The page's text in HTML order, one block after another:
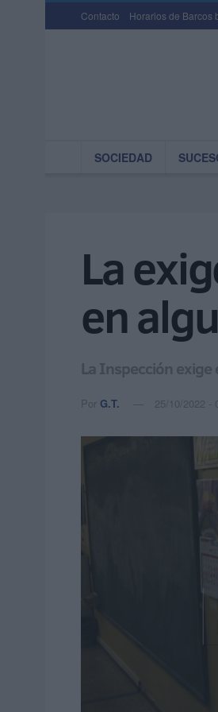
Contacto Horarios de Barcos
SOCIEDAD
La
en
La Inspección
Por G.T. 25/10/2022 -